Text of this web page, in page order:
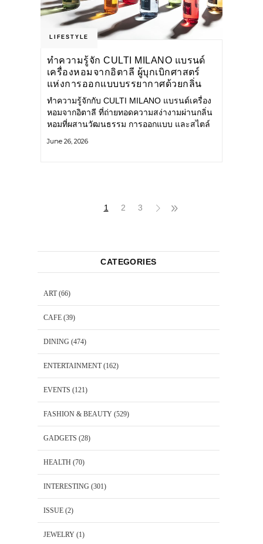
LIFESTYLE
ทำความรู้จัก CULTI MILANO แบรนด์
เครื่องหอมจากอิตาลี ผู้บุกเบิกศาสตร์
แห่งการออกแบบบรรยากาศด้วยกลิ่น
หอม ผสานสไตล์อันโดดเด่นอย่างลงตัว
ทำความรู้จักกับ CULTI MILANO แบรนด์เครื่อง
หอมจากอิตาลี ที่ถ่ายทอดความสง่างามผ่านกลิ่น
หอมที่ผสานวัฒนธรรม การออกแบบ และสไตล์
แบรนด์เครื่องหอมระดับลักชัวรีดีไซน์เอกลักษณ์
June 26, 2026
1 2 3
CATEGORIES
ART(66)
CAFE (39)
DINING (474)
ENTERTAINMENT(162)
EVENTS (121)
FASHION & BEAUTY (529)
GADGETS (28)
HEALTH (70)
INTERESTING (301)
ISSUE (2)
JEWELRY (1)